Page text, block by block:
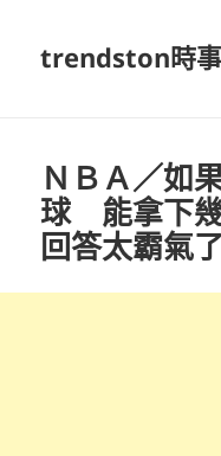
trendston時事
ＮＢＡ／如
球 能拿下
回答太霸氣